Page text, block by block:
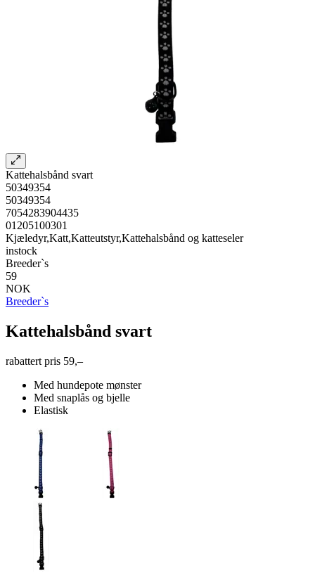
Kattehalsbånd svart
50349354
50349354
7054283904435
01205100301
Kjæledyr,Katt,Katteutstyr,Kattehalsbånd og katteseler
instock
Breeder`s
59
NOK
Breeder`s
Kattehalsbånd svart
rabattert pris 59,–
Med hundepote mønster
Med snaplås og bjelle
Elastisk